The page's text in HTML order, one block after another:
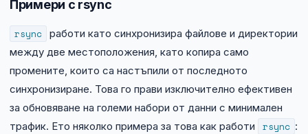
Примери с rsync
rsync работи като синхронизира файлове и директории
между две местоположения, като копира само
промените, които са настъпили от последното
синхронизиране. Това го прави изключително ефективен
за обновяване на големи набори от данни с минимален
трафик. Ето няколко примера за това как работи
rsync :